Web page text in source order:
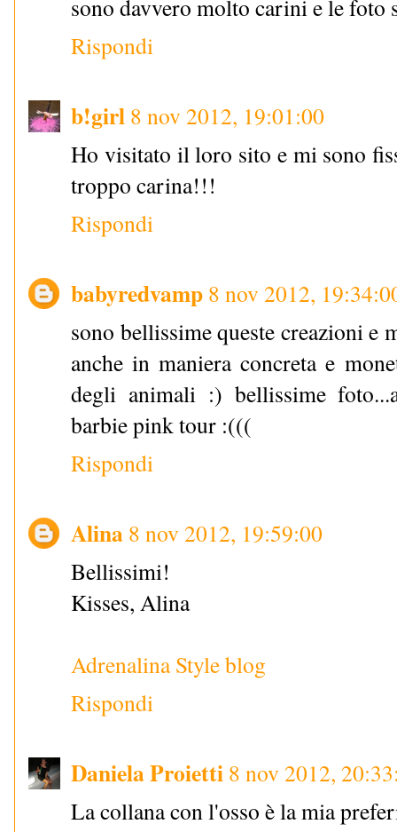
sono davvero molto carini e le foto
Rispondi
b!girl 8 nov 2012, 19:01:00
Ho visitato il loro sito e mi sono
troppo carina!!!
Rispondi
babyredvamp 8 nov 2012,
sono bellissime queste creazioni e
anche in maniera concreta e
degli animali :) bellissime
barbie pink tour :(((
Rispondi
Alina 8 nov 2012, 19:59:00
Bellissimi!
Kisses, Alina
Adrenalina Style blog
Rispondi
Daniela Proietti 8 nov 2012,
La collana con l'osso è la mia